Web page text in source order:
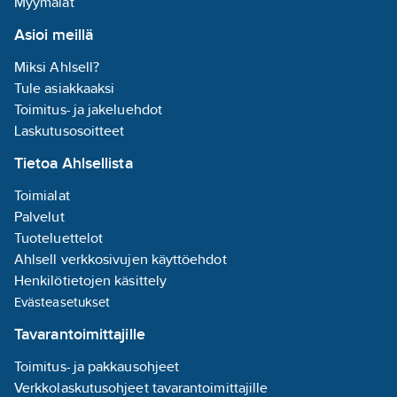
tuotenumero:
EAN
7310617200018
Materiaaliluokka
Asioi meillä
Miksi Ahlsell?
Tule asiakkaaksi
Toimitus- ja jakeluehdot
Laskutusosoitteet
Tietoa Ahlsellista
Toimialat
Palvelut
Tuoteluettelot
Ahlsell verkkosivujen käyttöehdot
Henkilötietojen käsittely
Evästeasetukset
Tavarantoimittajille
Toimitus- ja pakkausohjeet
Verkkolaskutusohjeet tavarantoimittajille